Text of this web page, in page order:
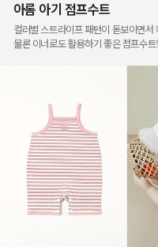
아롬 아기 점프수트
컬러별 스트라이프 패턴이 돋보이면
물론 이너로도 활용하기 좋은 점프수트